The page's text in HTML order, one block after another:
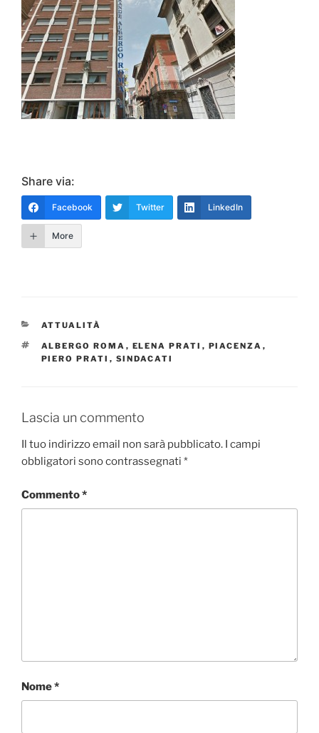
Share via:
Facebook Twitter LinkedIn
More
CATEGORIE
ATTUALITÀ
TAG
ALBERGO ROMA , ELENA PRATI , PIACENZA ,
PIERO PRATI , SINDACATI
Lascia un commento
Il tuo indirizzo email non sarà pubblicato. I campi
obbligatori sono contrassegnati *
Commento*
Nome*